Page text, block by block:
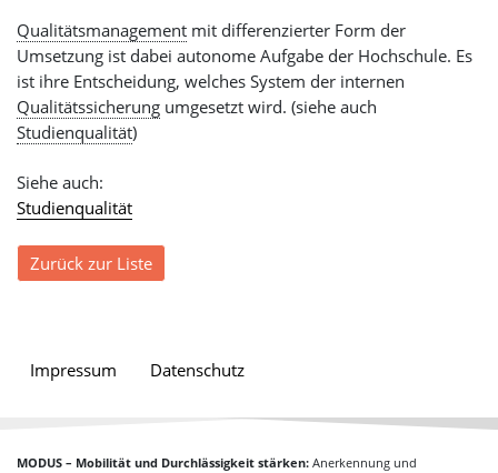
Qualitätsmanagement mit differenzierter Form der
Umsetzung ist dabei autonome Aufgabe der Hochschule. Es
ist ihre Entscheidung, welches System der internen
Qualitätssicherung umgesetzt wird. (siehe auch
Studienqualität)
Siehe auch:
Studienqualität
Zurück zur Liste
Impressum Datenschutz
MODUS – Mobilität und Durchlässigkeit stärken: Anerkennung und